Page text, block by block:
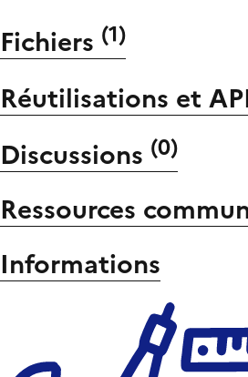
Fichiers (1)
Réutilisations et
Discussions (0)
Ressources
Informations